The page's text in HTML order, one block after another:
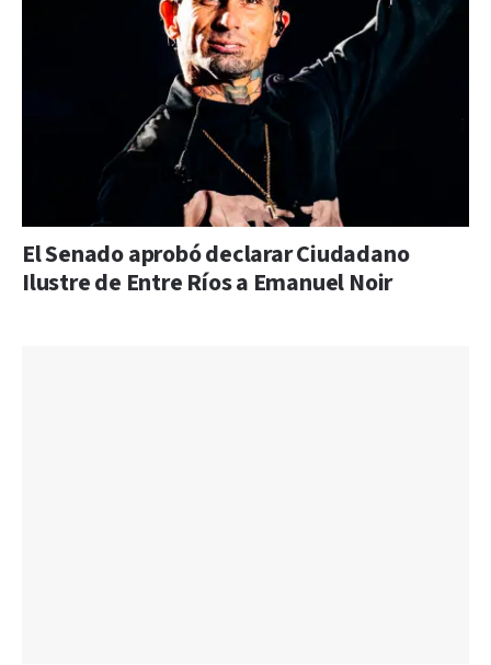
El Senado aprobó declarar Ciudadano
Ilustre de Entre Ríos a Emanuel Noir